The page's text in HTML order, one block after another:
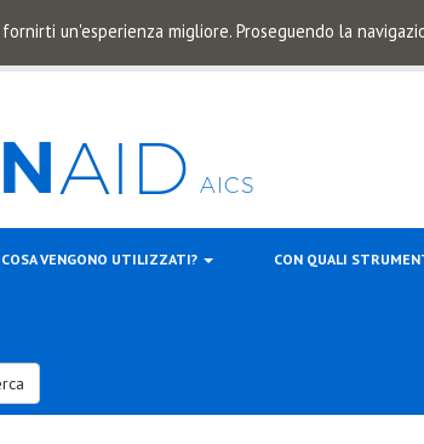
un'esperienza migliore. Proseguendo la
COSA VENGONO UTILIZZATI? CON QUALI